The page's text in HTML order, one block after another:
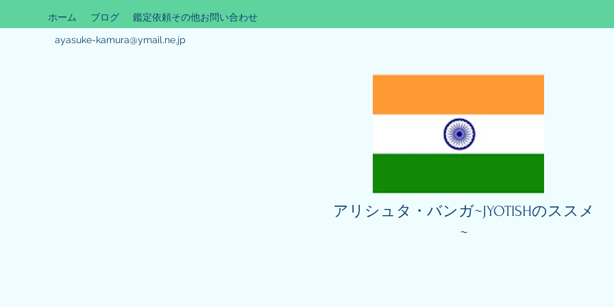
ホーム ブログ 鑑定依頼その他お問い合わせ
ayasuke-kamura@ymail.ne.jp
アリシュタ・バンガ~JYOTISHのススメ
~